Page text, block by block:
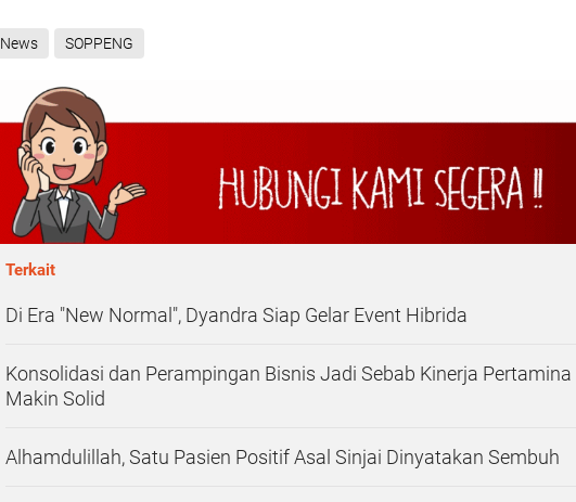
News SOPPENG
Terkait
Di Era "New Normal", Dyandra Siap Gelar Event Hibrida
Konsolidasi dan Perampingan Bisnis Jadi Sebab Kinerja Pertamina
Makin Solid
Alhamdulillah, Satu Pasien Positif Asal Sinjai Dinyatakan Sembuh